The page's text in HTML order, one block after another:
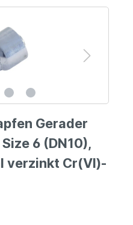
Gerader
6 (DN10),
verzinkt Cr(VI)-